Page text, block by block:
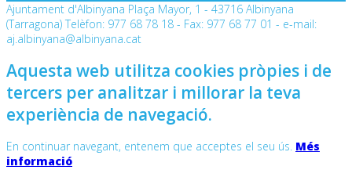
Ajuntament d'Albinyana Plaça Mayor, 1 - 43716 Albinyana
(Tarragona) Telèfon: 977 68 78 18 - Fax: 977 68 77 01 - e-mail:
aj.albinyana@albinyana.cat
Aquesta web utilitza cookies pròpies i de
tercers per analitzar i millorar la teva
experiència de navegació.
En continuar navegant, entenem que acceptes el seu ús. Més
informació